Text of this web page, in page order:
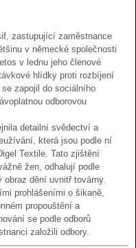
zastupující zaměstnance
v německé společnosti
v lednu jeho členové
hlídky proti rozbíjení
zapojil do sociálního
odborovou
detailní svědectví a
která jsou podle ní
Textile. Tato zjištění
žen, odhalují podle
obraz dění uvnitř továrny.
prohlášeními o šikaně,
propouštění a
se podle odborů
založili odbory.